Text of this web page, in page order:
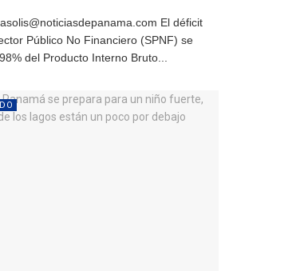
El déficit
Público No Financiero (SPNF) se
del Producto Interno Bruto...